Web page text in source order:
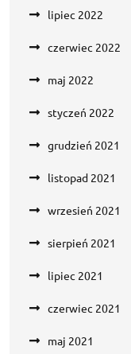
lipiec 2022
czerwiec 2022
maj 2022
styczeń 2022
grudzień 2021
listopad 2021
wrzesień 2021
sierpień 2021
lipiec 2021
czerwiec 2021
maj 2021